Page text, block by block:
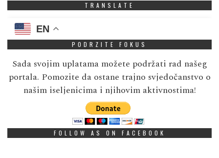
TRANSLATE
EN
PODRZITE FOKUS
Sada svojim uplatama možete podržati rad našeg
portala. Pomozite da ostane trajno svjedočanstvo o
našim iseljenicima i njihovim aktivnostima!
FOLLOW AS ON FACEBOOK